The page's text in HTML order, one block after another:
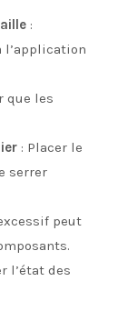
:
l’application
que les
: Placer le
serrer
peut
l’état des